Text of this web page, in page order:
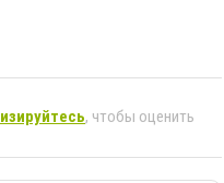
, чтобы оценить